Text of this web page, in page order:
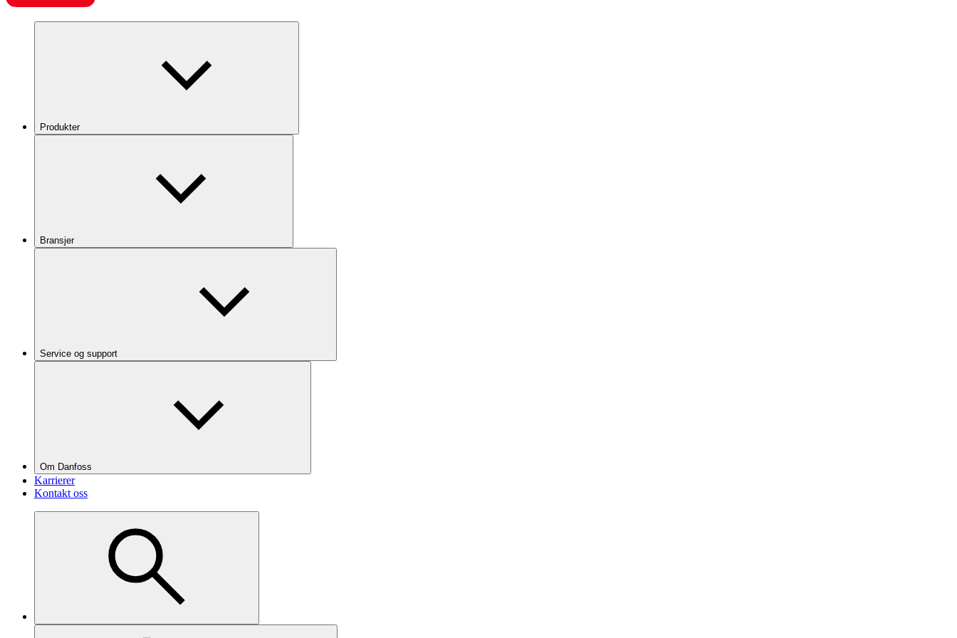
Produkter
Bransjer
Service og support
Om Danfoss
Karrierer
Kontakt oss